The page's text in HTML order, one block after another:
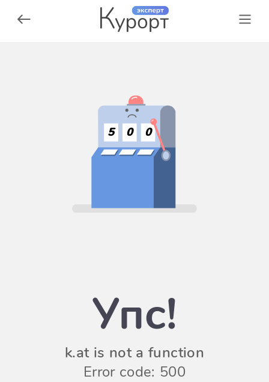
5 0 0
Упс!
k.at is not a function
Error code: 500